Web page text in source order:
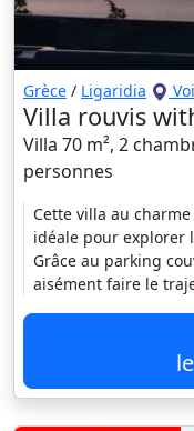
Grèce / Ligaridia
Villa rouvis
Villa 70 m², 2
personnes
Cette villa au
idéale pour explorer
Grâce au parking
aisément faire le